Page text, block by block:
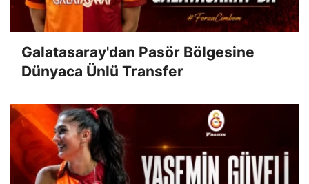
Galatasaray'dan Pasör Bölgesine
Dünyaca Ünlü Transfer